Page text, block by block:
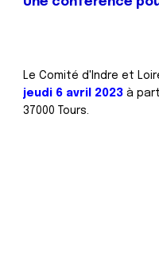
Le Comité d'Indre et
jeudi 6 avril 2023 à
37000 Tours.